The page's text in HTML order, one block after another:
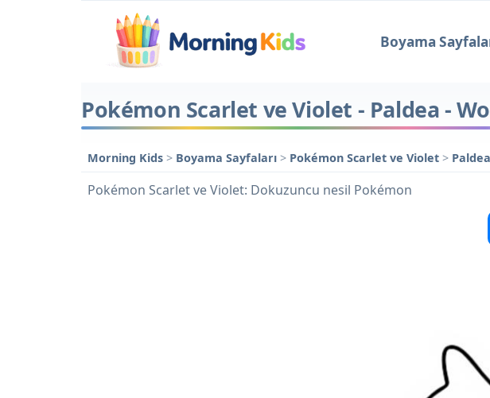
Boyama
Pokémon Scarlet ve Violet - Paldea -
Morning Kids > Boyama Sayfaları > Pokémon Scarlet ve Violet >
Pokémon Scarlet ve Violet: Dokuzuncu nesil Pokémon